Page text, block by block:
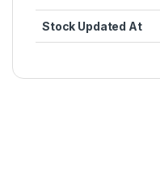
Stock Updated At